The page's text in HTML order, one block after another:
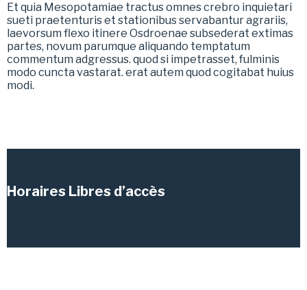
Et quia Mesopotamiae tractus omnes crebro inquietari
sueti praetenturis et stationibus servabantur agrariis,
laevorsum flexo itinere Osdroenae subsederat extimas
partes, novum parumque aliquando temptatum
commentum adgressus. quod si impetrasset, fulminis
modo cuncta vastarat. erat autem quod cogitabat huius
modi.
Horaires Libres d’accès